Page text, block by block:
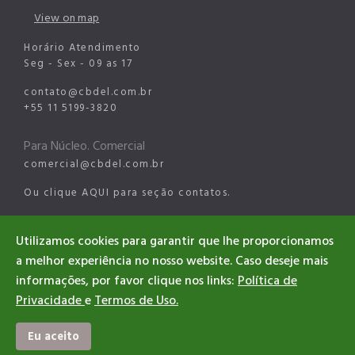
View on map
Horário Atendimento
Seg - Sex - 09 as 17
contato@cbdel.com.br
+55 11 5199-3820
Para Núcleo. Comercial
comercial@cbdel.com.br
Ou clique AQUI para seção contatos.
esports@cbdel.com.br
©2026 CBDEL. All rights reserved
Utilizamos cookies para garantir que lhe proporcionamos
a melhor experiência no nosso website. Caso deseje mais
informações, por favor clique nos links:Política de
PrivacidadeeTermos de Uso.
Eu aceito